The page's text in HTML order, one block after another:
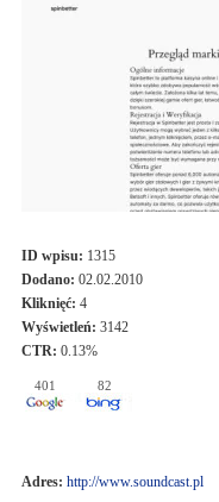
ID wpisu: 1315
Dodano: 02.02.2010
Kliknięć: 4
Wyświetleń: 3142
CTR: 0.13%
401 82
Adres: http://www.soundcast.pl